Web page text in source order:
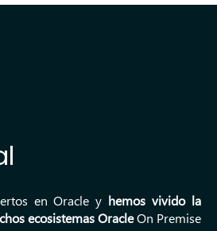
en Oracle y hemos vivido la
ecosistemas OracleOn Premise